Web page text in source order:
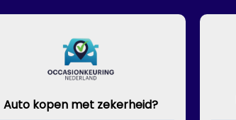
Auto kopen met zekerheid?